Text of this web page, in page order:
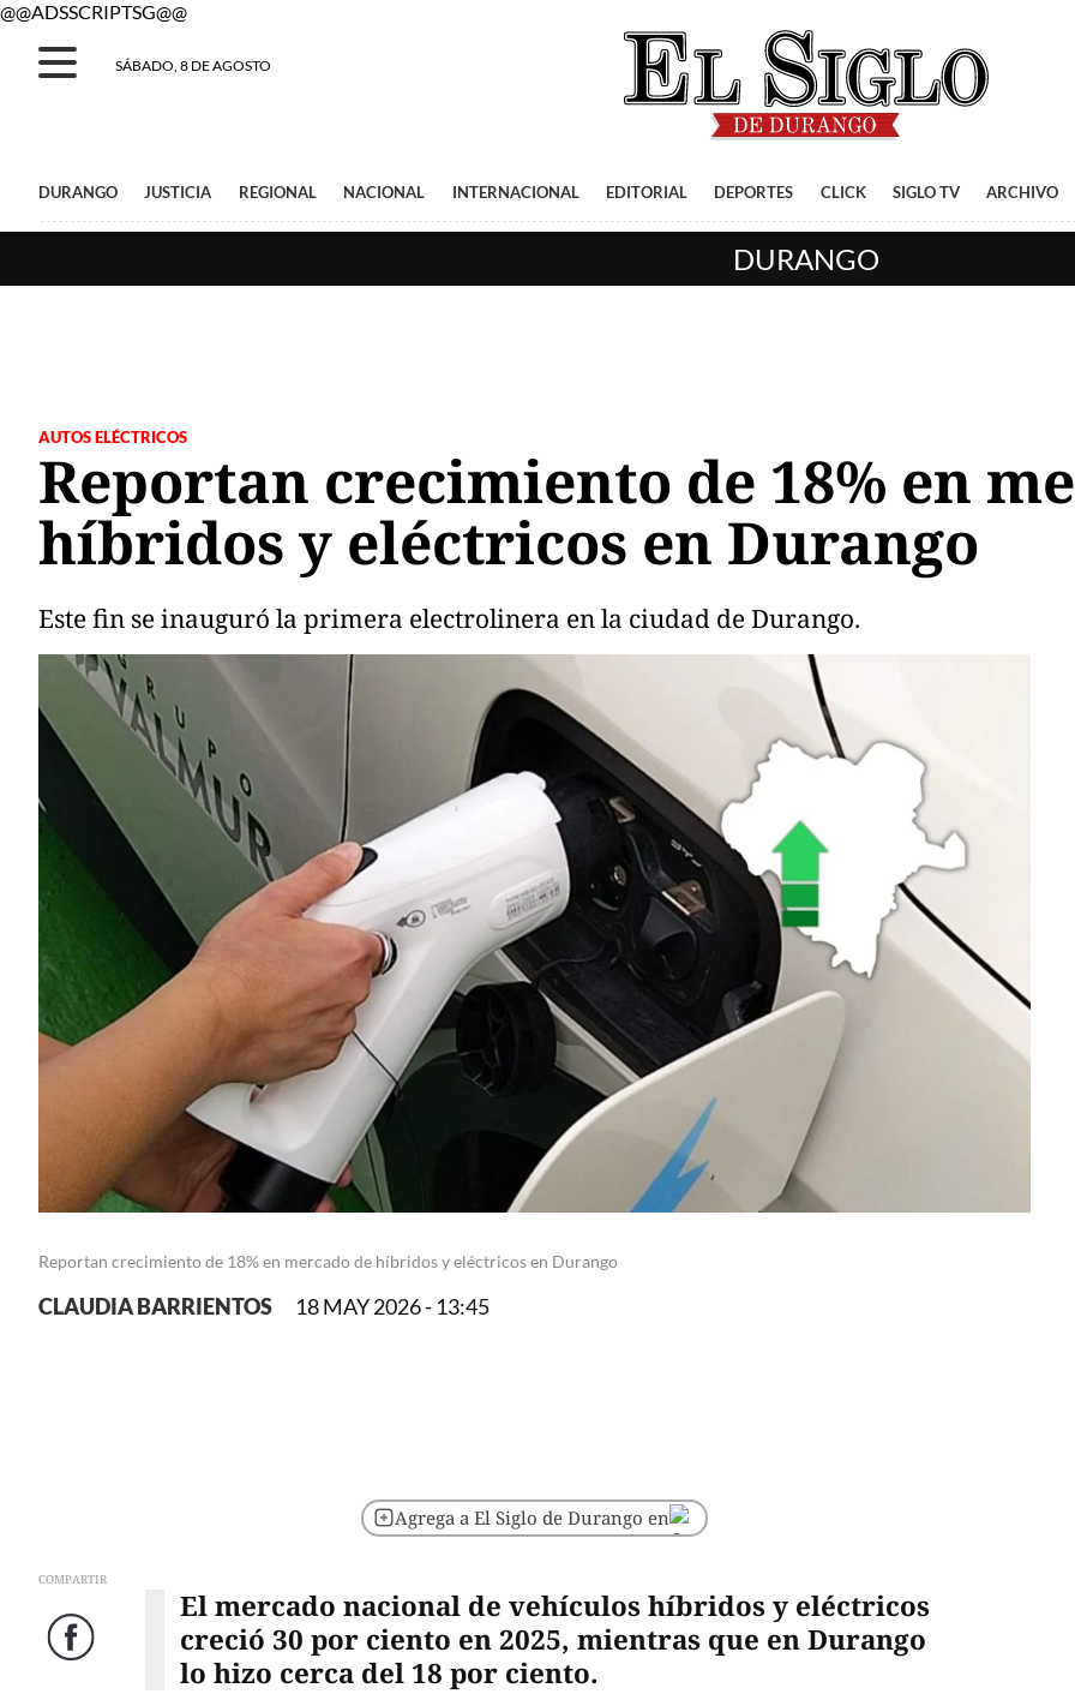
@@ADSSCRIPTSG@@
SÁBADO, 8 DE AGOSTO
DURANGO JUSTICIA REGIONAL NACIONAL INTERNACIONAL EDITORIAL DEPORTES CLICK SIGLO TV ARCHIVO
DURANGO
AUTOS ELÉCTRICOS
Reportan crecimiento de 18% en
híbridos y eléctricos en Durango
Este fin se inauguró la primera electrolinera en la ciudad de Durango.
Reportan crecimiento de 18% en mercado de híbridos y eléctricos en Durango
CLAUDIA BARRIENTOS 18 MAY 2026 - 13:45
Agrega a El Siglo de Durango en
COMPARTIR
Facebook
El mercado nacional de vehículos híbridos y eléctricos
creció 30 por ciento en 2025, mientras que en Durango
lo hizo cerca del 18 por ciento.